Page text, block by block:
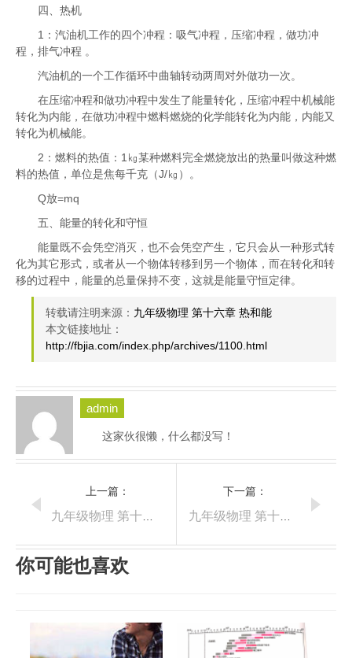
四、热机
1：汽油机工作的四个冲程：吸气冲程，压缩冲程，做功冲
程，排气冲程 。
汽油机的一个工作循环中曲轴转动两周对外做功一次。
在压缩冲程和做功冲程中发生了能量转化，压缩冲程中机械能
转化为内能，在做功冲程中燃料燃烧的化学能转化为内能，内能又
转化为机械能。
2：燃料的热值：1㎏某种燃料完全燃烧放出的热量叫做这种燃
料的热值，单位是焦每千克（J/㎏）。
Q放=mq
五、能量的转化和守恒
能量既不会凭空消灭，也不会凭空产生，它只会从一种形式转
化为其它形式，或者从一个物体转移到另一个物体，而在转化和转
移的过程中，能量的总量保持不变，这就是能量守恒定律。
转载请注明来源： 九年级物理 第十六章 热和能
本文链接地址：
http://fbjia.com/index.php/archives/1100.html
admin
这家伙很懒，什么都没写！
上一篇：
下一篇：
你可能也喜欢